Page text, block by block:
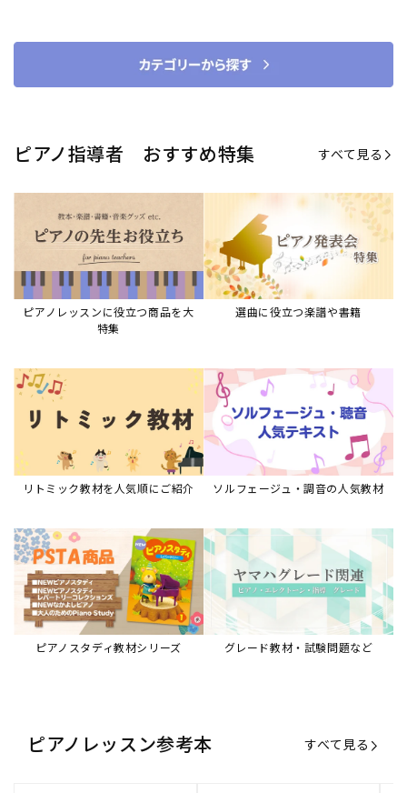
ピアノ指導者 おすすめ特集 すべて見る
ピアノレッスンに役立つ商品を大
特集
選曲に役立つ楽譜や書籍
リトミック教材を人気順にご紹介 ソルフェージュ・調音の人気教材
ピアノスタディ教材シリーズ グレード教材・試験問題など
ピアノレッスン参考本 すべて見る